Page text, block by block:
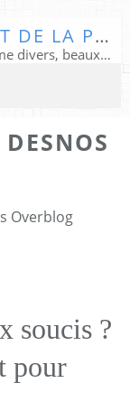
LE MONDE DE LA PHILO ET DE LA POÉSIE
Extraits de livres lus, poèmes perso, poème divers, beaux textes...
Overblog
soucis ?
pour